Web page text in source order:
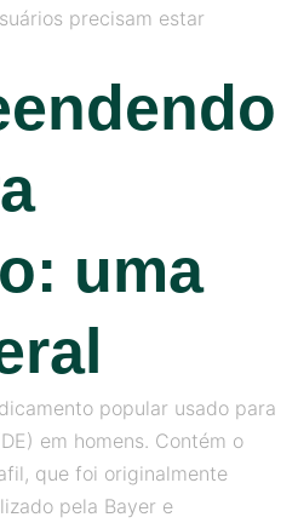
precisam estar
uma
popular usado para
em homens. Contém o
que foi originalmente
pela Bayer e